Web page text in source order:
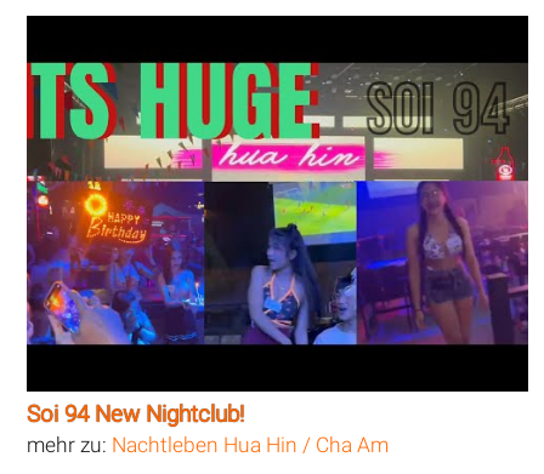
Soi 94 New Nightclub!
mehr zu: Nachtleben Hua Hin / Cha Am